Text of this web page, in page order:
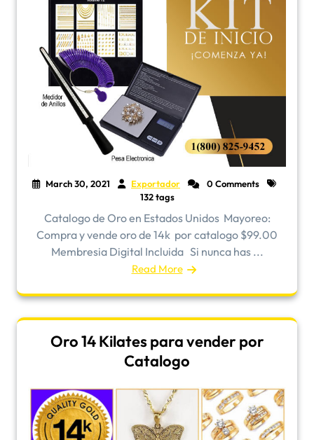
March 30, 2021 Exportador
0 Comments
132 tags
Catalogo de Oro en Estados Unidos ​Mayoreo:
Compra y vende oro de 14k por catalogo $99.00
Membresia Digital Incluida Si nunca has ...
Read More
Oro 14 Kilates para vender por
Catalogo